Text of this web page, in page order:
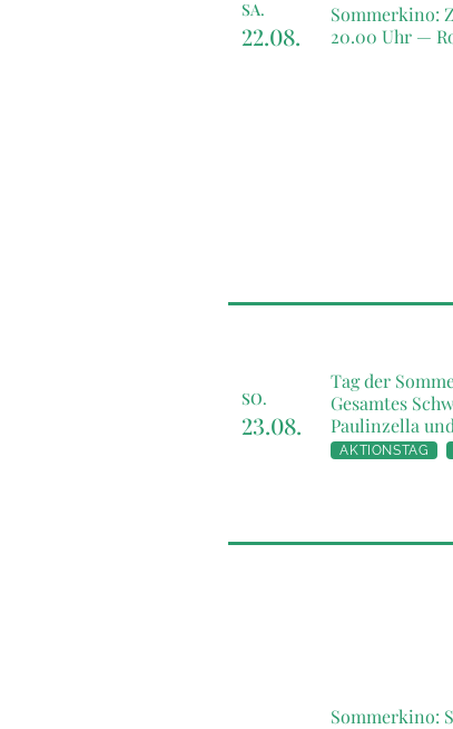
SA.
22.08.
Sommerkino:
20.00 Uhr —
SO.
23.08.
Tag der
Gesamtes
Paulinzella
AKTIONSTAG
Sommerkino: